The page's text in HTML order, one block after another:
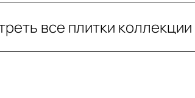
все плитки коллекции